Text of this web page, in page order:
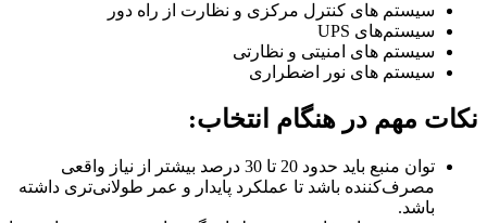
سیستم های کنترل مرکزی و نظارت از راه دور
سیستم‌های UPS
سیستم های امنیتی و نظارتی
سیستم های نور اضطراری
نکات مهم در هنگام انتخاب:
توان منبع باید حدود 20 تا 30 درصد بیشتر از نیاز واقعی
مصرف‌کننده باشد تا عملکرد پایدار و عمر طولانی‌تری داشته
باشد.